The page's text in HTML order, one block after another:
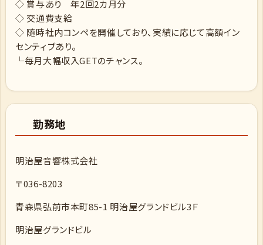
◇ 賞与あり 年2回2カ月分
◇ 交通費支給
◇ 随時社内コンペを開催しており、実績に応じて高額イン
センティブあり。
└毎月大幅収入GETのチャンス。
勤務地
明治屋音響株式会社
〒036-8203
青森県弘前市本町85-1 明治屋グランドビル3Ｆ
明治屋グランドビル